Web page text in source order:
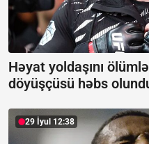
Həyat yoldaşını
döyüşçüsü həbs
29 İyul 12:38